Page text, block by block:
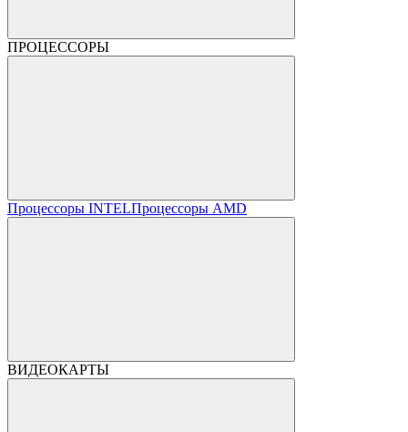
ПРОЦЕССОРЫ
Процессоры INTELПроцессоры AMD
ВИДЕОКАРТЫ